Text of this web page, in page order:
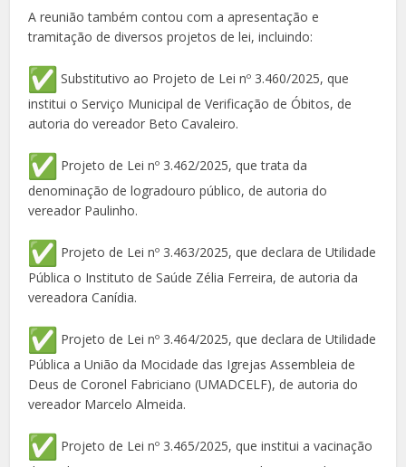
A reunião também contou com a apresentação e
tramitação de diversos projetos de lei, incluindo:
Substitutivo ao Projeto de Lei nº 3.460/2025, que
institui o Serviço Municipal de Verificação de Óbitos, de
autoria do vereador Beto Cavaleiro.
Projeto de Lei nº 3.462/2025, que trata da
denominação de logradouro público, de autoria do
vereador Paulinho.
Projeto de Lei nº 3.463/2025, que declara de Utilidade
Pública o Instituto de Saúde Zélia Ferreira, de autoria da
vereadora Canídia.
Projeto de Lei nº 3.464/2025, que declara de Utilidade
Pública a União da Mocidade das Igrejas Assembleia de
Deus de Coronel Fabriciano (UMADCELF), de autoria do
vereador Marcelo Almeida.
Projeto de Lei nº 3.465/2025, que institui a vacinação